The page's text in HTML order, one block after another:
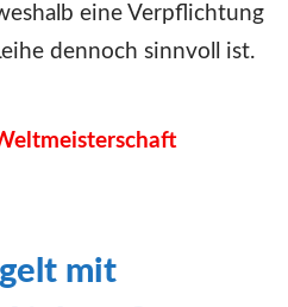
eine Verpflichtung
dennoch sinnvoll ist.
mit